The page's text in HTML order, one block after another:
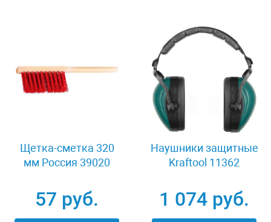
Щетка-сметка 320
мм Россия 39020
57 руб.
Наушники защитные
Kraftool 11362
1 074 руб.